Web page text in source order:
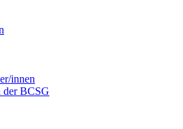
innen
der BCSG